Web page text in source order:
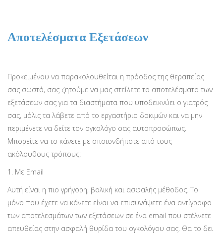
Αποτελέσματα Εξετάσεων
Προκειμένου να παρακολουθείται η πρόοδος της θεραπείας
σας σωστά, σας ζητούμε να μας στείλετε τα αποτελέσματα των
εξετάσεων σας για τα διαστήματα που υποδεικνύει ο γιατρός
σας, μόλις τα λάβετε από το εργαστήριο δοκιμών και να μην
περιμένετε να δείτε τον ογκολόγο σας αυτοπροσώπως.
Μπορείτε να το κάνετε με οποιονδήποτε από τους
ακόλουθους τρόπους:
1. Με Email
Αυτή είναι η πιο γρήγορη, βολική και ασφαλής μέθοδος. Το
μόνο που έχετε να κάνετε είναι να επισυνάψετε ένα αντίγραφο
των αποτελεσμάτων των εξετάσεων σε ένα email που στέλνετε
απευθείας στην ασφαλή θυρίδα του ογκολόγου σας. Θα το δει